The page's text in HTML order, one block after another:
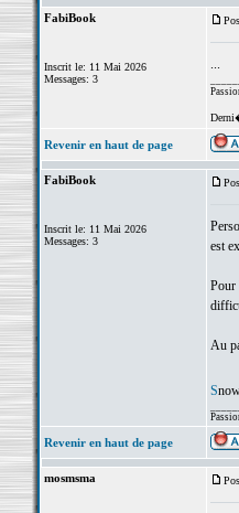
FabiBook
Inscrit le: 11 Mai 2026
Messages: 3
...
Revenir en haut de page
FabiBook
Inscrit le: 11 Mai 2026
Messages: 3
est
Pour
Au
S
Revenir en haut de page
mosmsma